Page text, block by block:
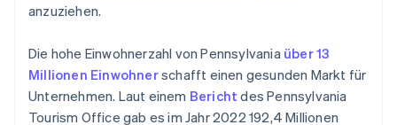
anzuziehen.
Die hohe Einwohnerzahl von Pennsylvania über 13
Millionen Einwohnerschafft einen gesunden Markt für
Unternehmen. Laut einem Bericht des Pennsylvania
Tourism Office gab es im Jahr 2022 192,4 Millionen